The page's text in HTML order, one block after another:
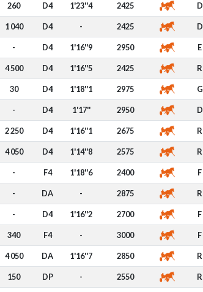
260 D4 1'23''4 2425 D
1 040 D4 - 2425 D
- D4 1'16''9 2950 E
4 500 D4 1'16''5 2425 R
30 D4 1'18''1 2975 G
- D4 1'17'' 2950 D
2 250 D4 1'16''1 2675 R
4 050 D4 1'14''8 2575 R
- F4 1'18''6 2400 F
- DA - 2875 R
- D4 1'16''2 2700 F
340 F4 - 3000 F
4 050 DA 1'16''7 2850 R
150 DP - 2550 R